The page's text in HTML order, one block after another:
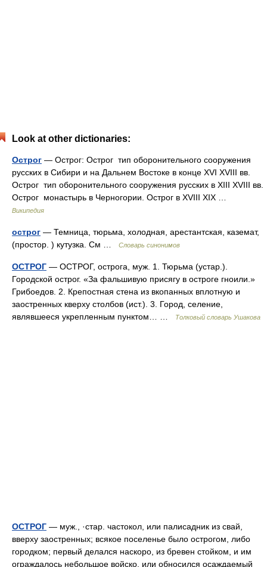
Look at other dictionaries:
Острог — Острог: Острог тип оборонительного сооружения
русских в Сибири и на Дальнем Востоке в конце XVI XVIII вв.
Острог тип оборонительного сооружения русских в XIII XVIII вв.
Острог монастырь в Черногории. Острог в XVIII XIX …
Википедия
острог — Темница, тюрьма, холодная, арестантская, каземат,
(простор. ) кутузка. См …
Словарь синонимов
ОСТРОГ — ОСТРОГ, острога, муж. 1. Тюрьма (устар.).
Городской острог. «За фальшивую присягу в остроге гноили.»
Грибоедов. 2. Крепостная стена из вкопанных вплотную и
заостренных кверху столбов (ист.). 3. Город, селение,
являвшееся укрепленным пунктом… …
Толковый словарь Ушакова
ОСТРОГ — муж., ·стар. частокол, или палисадник из свай,
вверху заостренных; всякое поселенье было острогом, либо
городком; первый делался наскоро, из бревен стойком, и им
ограждалось небольшое войско, или обносился осаждаемый